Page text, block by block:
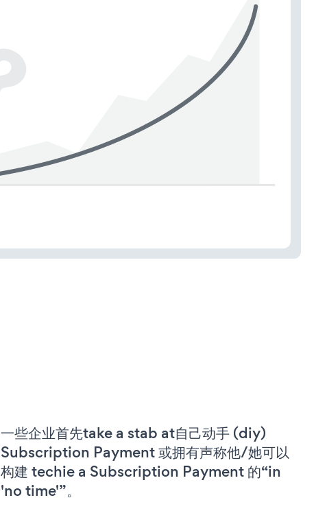
一些企业首先take a stab at自己动手 (diy)
Subscription Payment 或拥有声称他/她可以
构建 techie a Subscription Payment 的“in
'no time'”。